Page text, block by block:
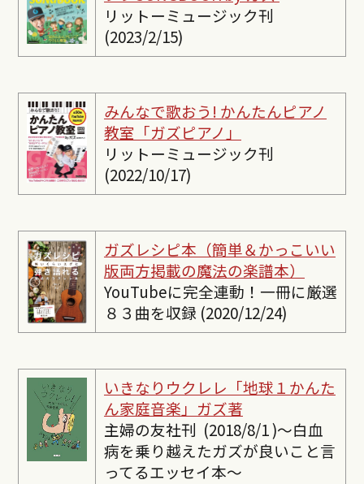
リットーミュージック刊
(2023/2/15)
みんなで歌おう! かんたんピアノ
教室「ガズピアノ」
リットーミュージック刊
(2022/10/17)
ガズレシピ本（簡単＆かっこいい
版両方掲載の魔法の楽譜本）
YouTubeに完全連動！一冊に厳選
８３曲を収録 (2020/12/24)
いきなりウクレレ「地球１かんた
ん家庭音楽」ガズ著
主婦の友社刊 (2018/8/1 )〜白血
病を乗り越えたガズが良いこと言
ってるエッセイ本〜